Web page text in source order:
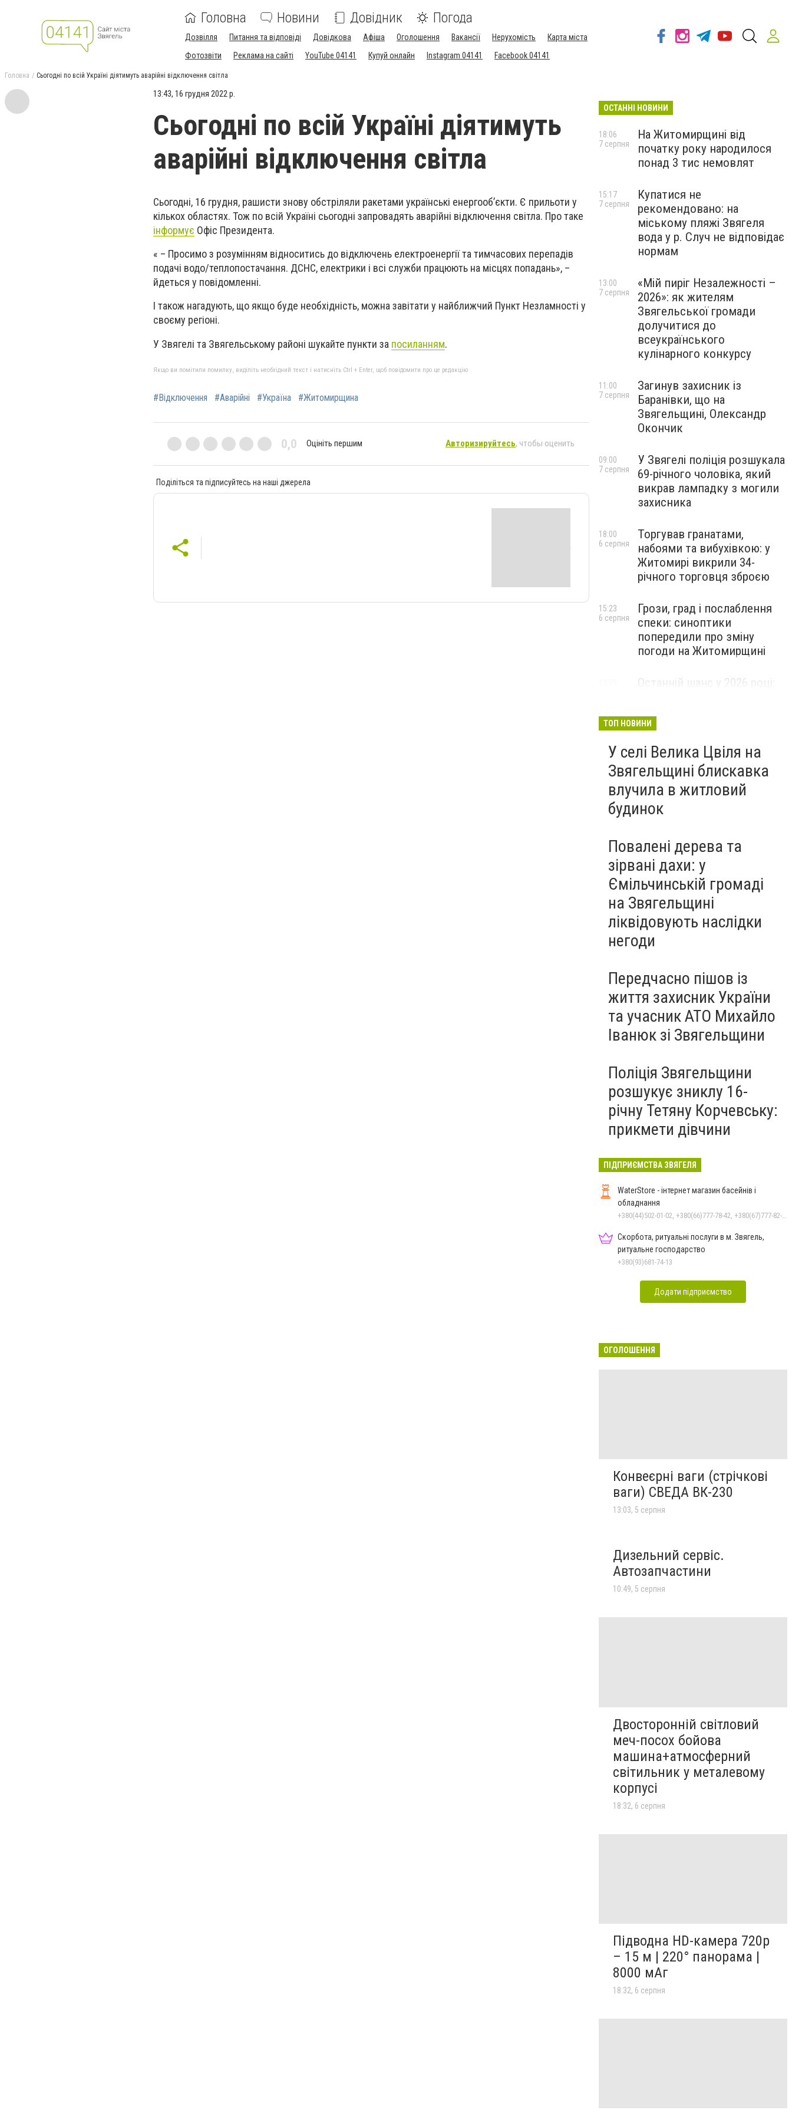
Головна Новини Довідник Погода
Дозвілля Питання та відповіді Довідкова Афіша Оголошення Вакансії Нерухомість
Карта міста
Фотозвіти
Реклама на сайті YouTube 04141 Купуй онлайн Instagram 04141 Facebook 04141
Головна Сьогодні по всій Україні діятимуть аварійні відключення світла
13:43, 16 грудня 2022 р.
Сьогодні по всій Україні діятимуть
аварійні відключення світла
Сьогодні, 16 грудня, рашисти знову обстріляли ракетами українські енергооб’єкти. Є прильоти у
кількох областях. Тож по всій Україні сьогодні запровадять аварійні відключення світла. Про таке
інформує Офіс Президента.
« – Просимо з розумінням відноситись до відключень електроенергії та тимчасових перепадів
подачі водо/теплопостачання. ДСНС, електрики і всі служби працюють на місцях попадань», –
йдеться у повідомленні.
І також нагадують, що якщо буде необхідність, можна завітати у найближчий Пункт Незламності у
своєму регіоні.
У Звягелі та Звягельському районі шукайте пункти за посиланням.
Якщо ви помітили помилку, виділіть необхідний текст і натисніть Ctrl + Enter, щоб повідомити про це редакцію
#Відключення #Аварійні #Україна #Житомирщина
0,0 Оцініть першим Авторизируйтесь, чтобы оценить
Поділіться та підписуйтесь на наші джерела
ОСТАННІ НОВИНИ
На Житомирщині від
початку року народилося
понад 3 тис немовлят
18:06
7 серпня
Купатися не
рекомендовано: на
міському пляжі Звягеля
вода у р. Случ не відповідає
нормам
15:17
7 серпня
«Мій пиріг Незалежності –
2026»: як жителям
Звягельської громади
долучитися до
всеукраїнського
кулінарного конкурсу
13:00
7 серпня
Загинув захисник із
Баранівки, що на
Звягельщині, Олександр
Окончик
11:00
7 серпня
У Звягелі поліція розшукала
69-річного чоловіка, який
викрав лампадку з могили
захисника
09:00
7 серпня
Торгував гранатами,
набоями та вибухівкою: у
Житомирі викрили 34-
річного торговця зброєю
18:00
6 серпня
Грози, град і послаблення
спеки: синоптики
попередили про зміну
погоди на Житомирщині
15:23
6 серпня
Останній шанс у 2026 році:
майбутніх водійок автобусів
ТОП НОВИНИ
У селі Велика Цвіля на
Звягельщині блискавка
влучила в житловий
будинок
Повалені дерева та
зірвані дахи: у
Ємільчинській громаді
на Звягельщині
ліквідовують наслідки
негоди
Передчасно пішов із
життя захисник України
та учасник АТО Михайло
Іванюк зі Звягельщини
Поліція Звягельщини
розшукує зниклу 16-
річну Тетяну Корчевську:
прикмети дівчини
ПІДПРИЄМСТВА ЗВЯГЕЛЯ
WaterStore - інтернет магазин басейнів і
обладнання
+380(44)502-01-02, +380(66)777-78-42, +380(67)777-82-19, +380(67)890-80-80, +380(73)890-80-80, +380(44)502-01-03
Скорбота, ритуальні послуги в м. Звягель,
ритуальне господарство
+380(93)681-74-13
Додати підприємство
ОГОЛОШЕННЯ
Конвеєрні ваги (стрічкові
ваги) СВЕДА ВК-230
13:03, 5 серпня
Дизельний сервіс.
Автозапчастини
10:49, 5 серпня
Двосторонній світловий
меч-посох бойова
машина+атмосферний
світильник у металевому
корпусі
18:32, 6 серпня
Підводна HD-камера 720p
– 15 м | 220° панорама |
8000 мАг
18:32, 6 серпня